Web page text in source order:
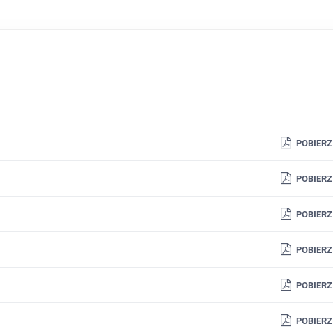
POBIERZ
POBIERZ
POBIERZ
POBIERZ
POBIERZ
POBIERZ